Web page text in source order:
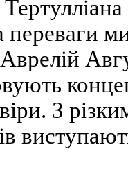
переваги
З